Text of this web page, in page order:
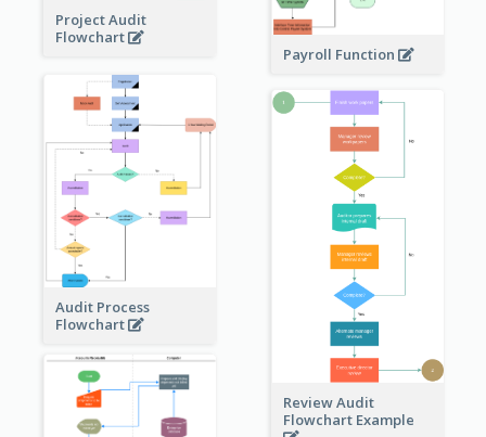
Project Audit
Flowchart
Payroll Function
Audit Process
Flowchart
Review Audit
Flowchart Example